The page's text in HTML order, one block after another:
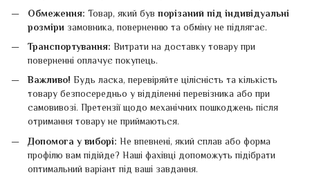
Обмеження: Товар, який був порізаний під індивідуальні
розміри замовника, поверненню та обміну не підлягає.
Транспортування: Витрати на доставку товару при
поверненні оплачує покупець.
Важливо! Будь ласка, перевіряйте цілісність та кількість
товару безпосередньо у відділенні перевізника або при
самовивозі. Претензії щодо механічних пошкоджень після
отримання товару не приймаються.
Допомога у виборі: Не впевнені, який сплав або форма
профілю вам підійде? Наші фахівці допоможуть підібрати
оптимальний варіант під ваші завдання.